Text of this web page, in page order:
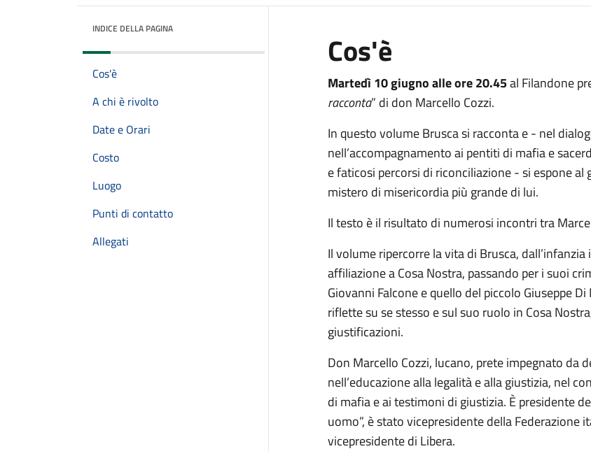
INDICE DELLA PAGINA
Cos'è
A chi è rivolto
Date e Orari
Costo
Luogo
Punti di contatto
Allegati
Cos'è
Martedì 10 giugno alle ore 20.45al Filandone
racconta” di don Marcello Cozzi.
In questo volume Brusca si racconta e - nel
nell’accompagnamento ai pentiti di mafia e
e faticosi percorsi di riconciliazione - si espone
mistero di misericordia più grande di lui.
Il testo è il risultato di numerosi incontri tra
Il volume ripercorre la vita di Brusca,
affiliazione a Cosa Nostra, passando per i suoi
Giovanni Falcone e quello del piccolo Giuseppe
riflette su se stesso e sul suo ruolo in Cosa
giustificazioni.
Don Marcello Cozzi, lucano, prete impegnato da
nell’educazione alla legalità e alla giustizia, nel
di mafia e ai testimoni di giustizia. È presidente
uomo”, è stato vicepresidente della
vicepresidente di Libera.